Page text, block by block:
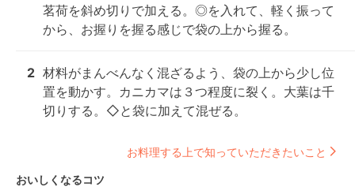
茗荷を斜め切りで加える。◎を入れて、軽く振って
から、お握りを握る感じで袋の上から握る。
2 材料がまんべんなく混ざるよう、袋の上から少し位
置を動かす。カニカマは３つ程度に裂く。大葉は千
切りする。◇と袋に加えて混ぜる。
お料理する上で知っていただきたいこと
おいしくなるコツ